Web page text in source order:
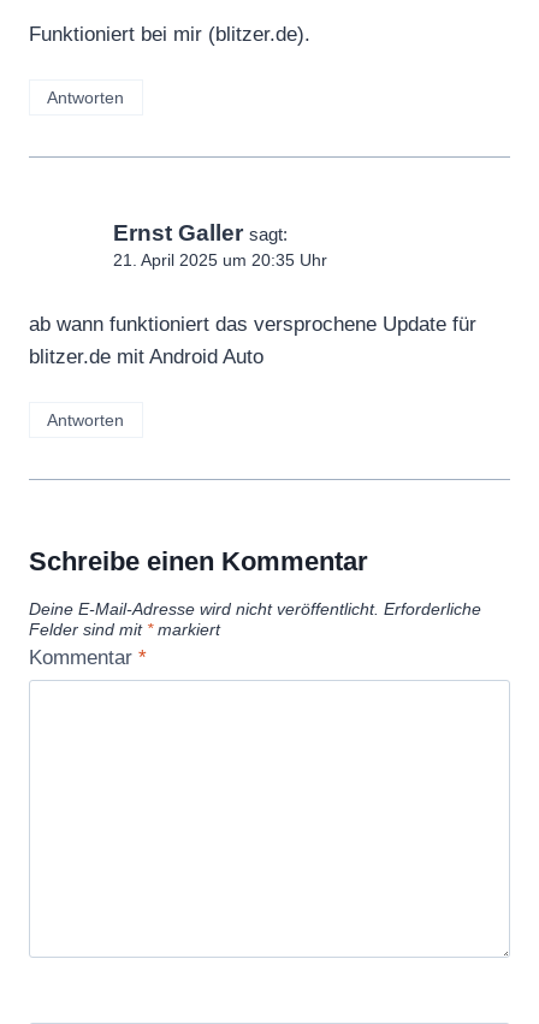
Funktioniert bei mir (blitzer.de).
Antworten
Ernst Galler sagt:
21. April 2025 um 20:35 Uhr
ab wann funktioniert das versprochene Update für
blitzer.de mit Android Auto
Antworten
Schreibe einen Kommentar
Deine E-Mail-Adresse wird nicht veröffentlicht. Erforderliche
Felder sind mit *markiert
Kommentar *